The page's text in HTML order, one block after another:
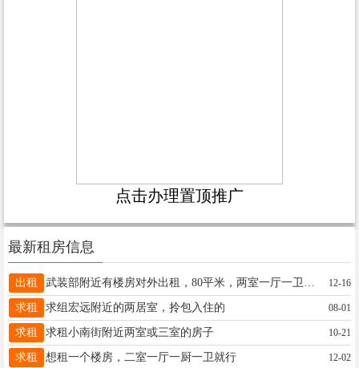
点击办理置顶推广
最新租房信息
出租 12-16
求租 求组宏远附近的两居室，拎包入住的 08-01
求租 求租小南街附近两室或三室的房子 10-21
求租 想租一个楼房，二室一厅一厨一卫就行 12-02